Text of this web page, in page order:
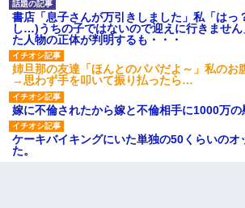
書店「息子さんが万引きしました」私「はっ
し…)うちの子ではないので迎えに行きませ
た人物の正体が判明するも・・・
姉旦那の友達「ほんとのパパだよ～」私のお
→思わず手を叩いて振り払ったら…
嫁に不倫されたから嫁と不倫相手に1000万の
ケーキバイキングにいた単独の50くらいのオ
た。